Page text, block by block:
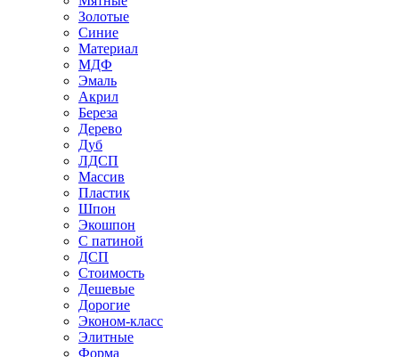
Золотые
Синие
Материал
МДФ
Эмаль
Акрил
Береза
Дерево
Дуб
ЛДСП
Массив
Пластик
Шпон
Экошпон
С патиной
ДСП
Стоимость
Дешевые
Дорогие
Эконом-класс
Элитные
Форма